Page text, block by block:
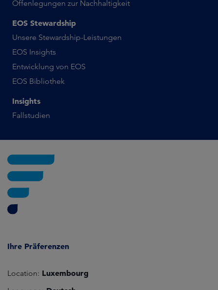
Offenlegungen zur Nachhaltigkeit
EOS Stewardship
Unsere Stewardship-Leistungen
EOS Insights
Entwicklung von EOS
EOS Bibliothek
Insights
Fallstudien
Ihre Präferenzen
Location: Luxembourg